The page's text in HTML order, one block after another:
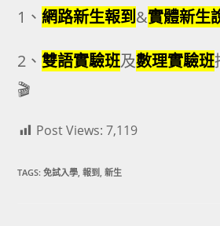
1、網路新生報到&實體新生
2、雙語實驗班及數理實驗班
🎬
Post Views: 7,119
TAGS:免試入學, 報到, 新生